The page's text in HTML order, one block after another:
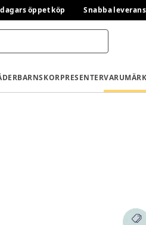
öppet köp Snabba
BARNSKORPRESENTER